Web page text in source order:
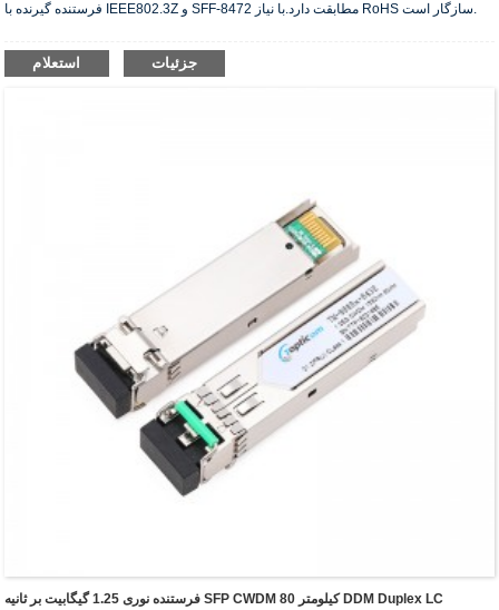
فرستنده گیرنده با IEEE802.3Z و SFF-8472 مطابقت دارد.با نیاز RoHS سازگار است.
استعلام جزئیات
فرستنده نوری 1.25 گیگابیت بر ثانیه SFP CWDM 80 کیلومتر DDM Duplex LC